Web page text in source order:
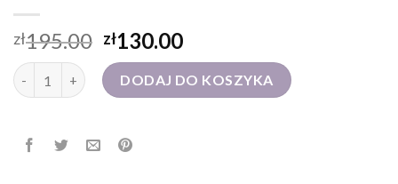
zł195.00 zł130.00
ilość torba damska DODAJ DO KOSZYKA